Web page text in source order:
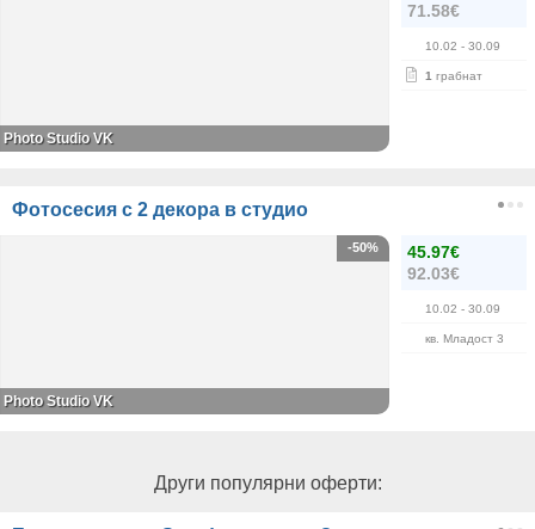
71.58€
10.02 - 30.09
1 грабнат
Photo Studio VK
Фотосесия с 2 декора в студио
45.97€
92.03€
10.02 - 30.09
кв. Младост 3
-50%
Photo Studio VK
Други популярни оферти: